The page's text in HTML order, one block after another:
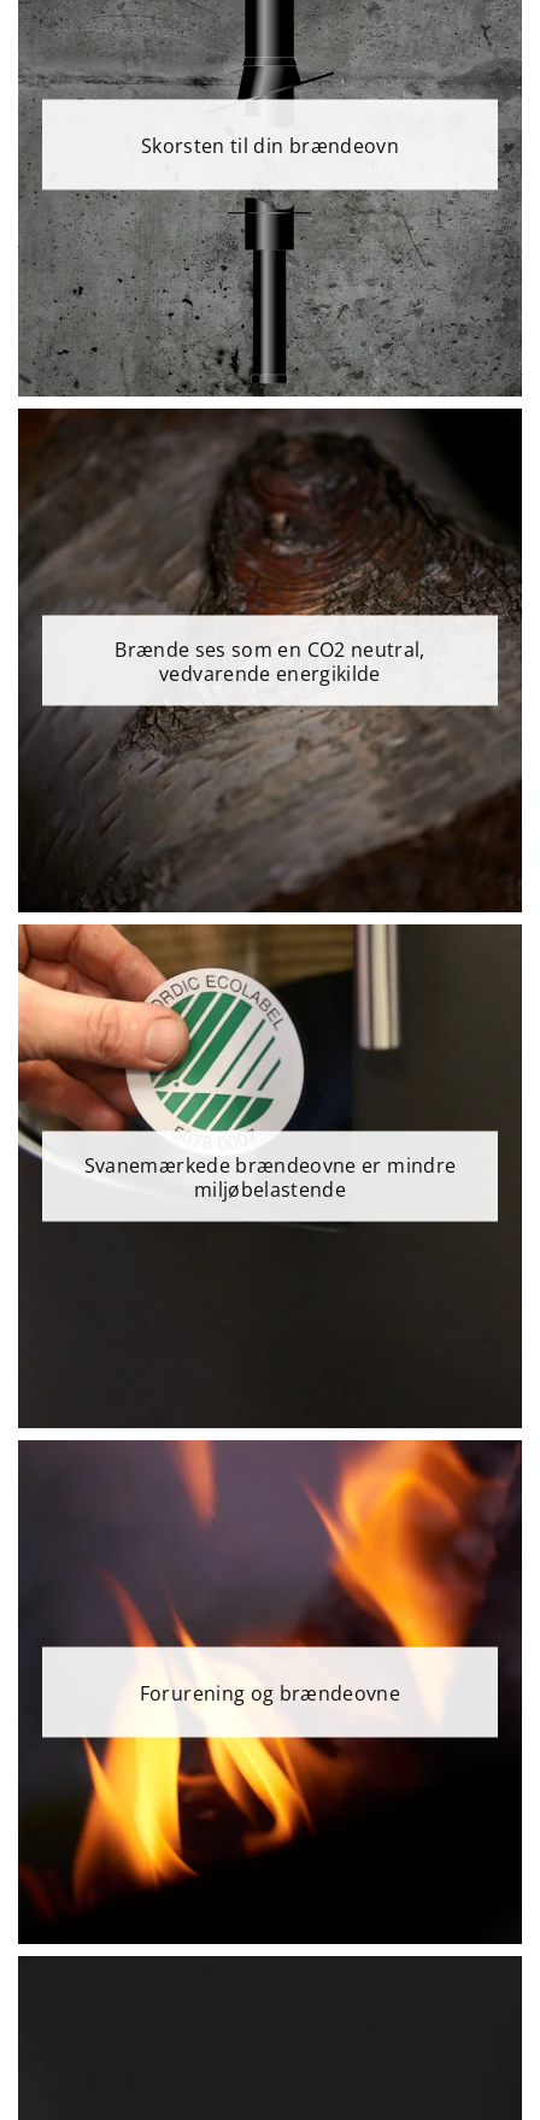
Skorsten til din brændeovn
Brænde ses som en CO2 neutral,
vedvarende energikilde
Svanemærkede brændeovne er mindre
miljøbelastende
Forurening og brændeovne